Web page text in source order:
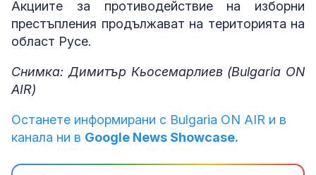
Акциите за противодействие на изборни
престъпления продължават на територията на
област Русе.
Снимка: Димитър Кьосемарлиев (Bulgaria ON
AIR)
Останете информирани с Bulgaria ON AIR и в
канала ни в Google News Showcase.